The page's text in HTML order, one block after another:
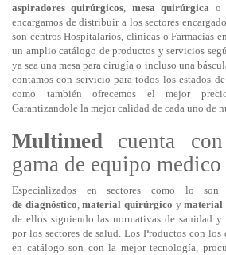
aspiradores quirúrgicos, mesa quirúrgica o
encargamos de distribuir a los sectores
son centros Hospitalarios, clínicas o Farmacias
un amplio catálogo de productos y servicios
ya sea una mesa para cirugía o incluso una
contamos con servicio para todos los estados
como también ofrecemos el mejor
Garantizandole la mejor calidad de cada uno de
Multimed cuenta
gama de equipo medico
Especializados en sectores como lo son
de diagnóstico,material quirúrgico ymaterial
de ellos siguiendo las normativas de sanidad y
por los sectores de salud. Los Productos con los
en catálogo son con la mejor tecnología,